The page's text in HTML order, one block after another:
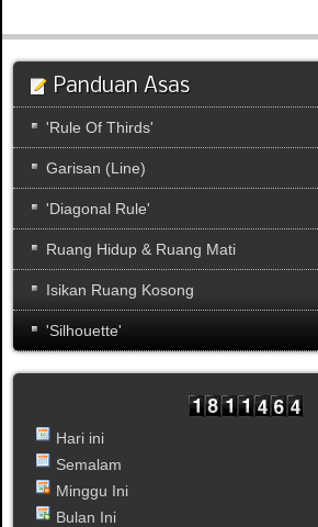
Panduan Asas
'Rule Of Thirds'
Garisan (Line)
'Diagonal Rule'
Ruang Hidup & Ruang Mati
Isikan Ruang Kosong
'Silhouette'
Hari ini
Semalam
Minggu Ini
Bulan Ini